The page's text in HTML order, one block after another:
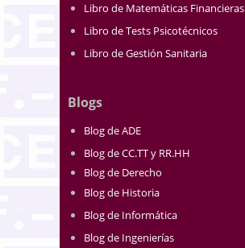
Libro de Matemáticas Financieras
Libro de Tests Psicotécnicos
Libro de Gestión Sanitaria
Blogs
Blog de ADE
Blog de CC.TT y RR.HH
Blog de Derecho
Blog de Historia
Blog de Informática
Blog de Ingenierías